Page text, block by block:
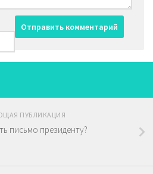
ПУБЛИКАЦИЯ
письмо президенту?